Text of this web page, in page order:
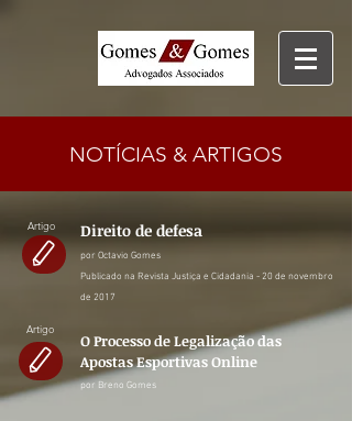
NOTÍCIAS & ARTIGOS
Artigo Direito de defesa
por Octavio Gomes
Publicado na Revista Justiça e Cidadania - 20 de novembro
de 2017
Artigo
O Processo de Legalização das
Apostas Esportivas Online
por Breno Gomes